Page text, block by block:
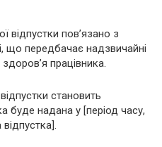
відпустки пов’язано з
що передбачає надзвичайні
працівника.
становить
буде надана у [період часу,